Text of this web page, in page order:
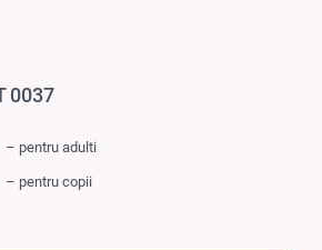
0037
– pentru adulti
– pentru copii